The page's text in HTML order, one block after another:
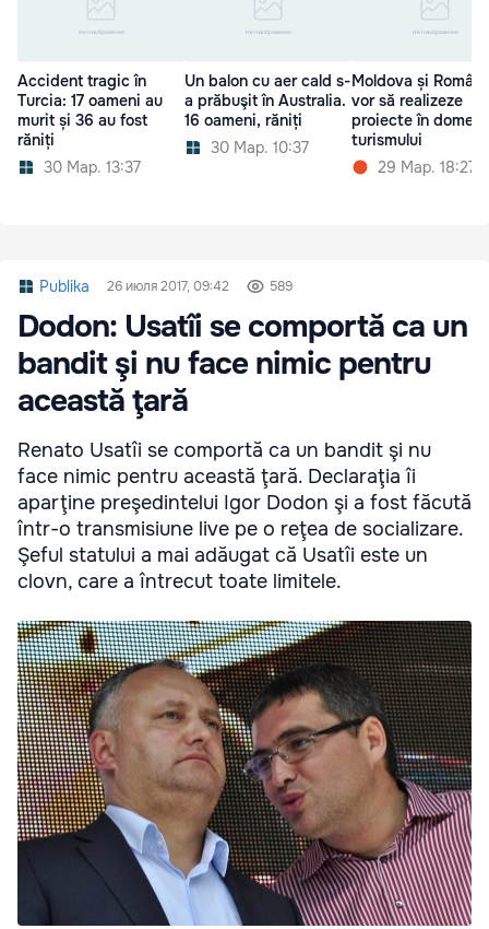
Accident tragic în
Turcia: 17 oameni au
murit și 36 au fost
răniți
30 Мар. 13:37
Un balon cu aer cald s-
a prăbuşit în Australia.
16 oameni, răniți
30 Мар. 10:37
Moldova și
vor să realizeze
proiecte în
turismului
29 Мар. 18:27
Publika 26 июля 2017, 09:42 589
Dodon: Usatîi se comportă ca un
bandit şi nu face nimic pentru
această ţară
Renato Usatîi se comportă ca un bandit şi nu
face nimic pentru această ţară. Declaraţia îi
aparţine preşedintelui Igor Dodon şi a fost făcută
într-o transmisiune live pe o reţea de socializare.
Şeful statului a mai adăugat că Usatîi este un
clovn, care a întrecut toate limitele.